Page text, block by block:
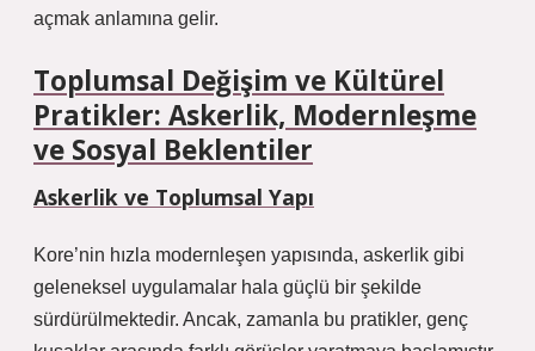
açmak anlamına gelir.
Toplumsal Değişim ve Kültürel
Pratikler: Askerlik, Modernleşme
ve Sosyal Beklentiler
Askerlik ve Toplumsal Yapı
Kore’nin hızla modernleşen yapısında, askerlik gibi
geleneksel uygulamalar hala güçlü bir şekilde
sürdürülmektedir. Ancak, zamanla bu pratikler, genç